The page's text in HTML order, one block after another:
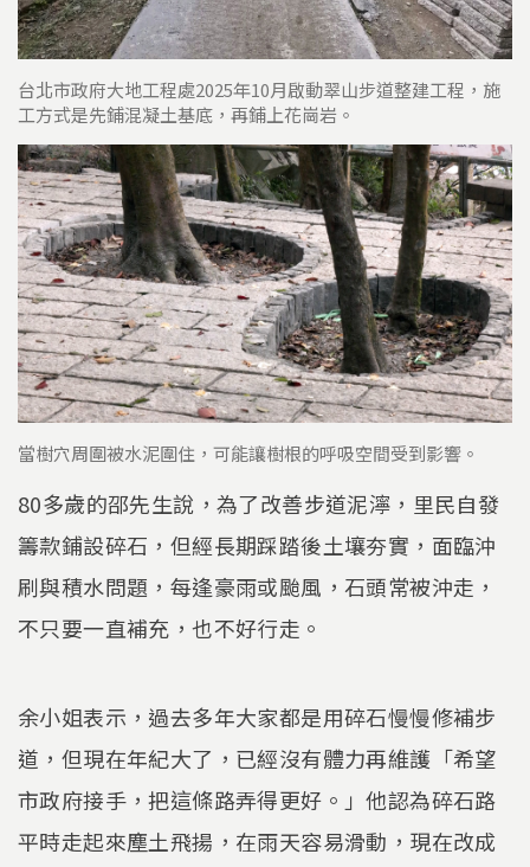
台北市政府大地工程處2025年10月啟動翠山步道整建工程，施
工方式是先鋪混凝土基底，再鋪上花崗岩。
當樹穴周圍被水泥圍住，可能讓樹根的呼吸空間受到影響。
80多歲的邵先生說，為了改善步道泥濘，里民自發
籌款鋪設碎石，但經長期踩踏後土壤夯實，面臨沖
刷與積水問題，每逢豪雨或颱風，石頭常被沖走，
不只要一直補充，也不好行走。
余小姐表示，過去多年大家都是用碎石慢慢修補步
道，但現在年紀大了，已經沒有體力再維護「希望
市政府接手，把這條路弄得更好。」他認為碎石路
平時走起來塵土飛揚，在雨天容易滑動，現在改成